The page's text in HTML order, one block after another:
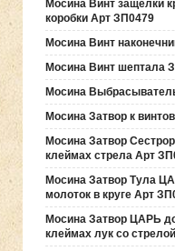
Мосина Винт защелки
коробки Арт ЗП0479
Мосина Винт
Мосина Винт шептала
Мосина
Мосина Затвор к
Мосина Затвор
клеймах стрела Арт
Мосина Затвор Тула
молоток в круге Арт
Мосина Затвор ЦАРЬ
клеймах лук со